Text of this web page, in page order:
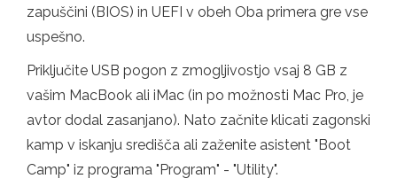
zapuščini (BIOS) in UEFI v obeh Oba primera gre vse
uspešno.
Priključite USB pogon z zmogljivostjo vsaj 8 GB z
vašim MacBook ali iMac (in po možnosti Mac Pro, je
avtor dodal zasanjano). Nato začnite klicati zagonski
kamp v iskanju središča ali zaženite asistent "Boot
Camp" iz programa "Program" - "Utility".